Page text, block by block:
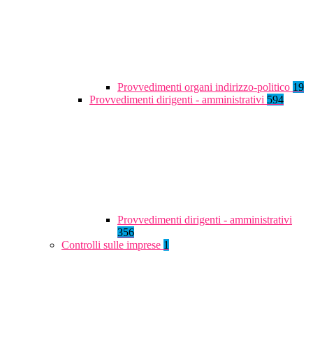
Provvedimenti organi indirizzo-politico 19
Provvedimenti dirigenti - amministrativi 594
Provvedimenti dirigenti - amministrativi
356
Controlli sulle imprese 1